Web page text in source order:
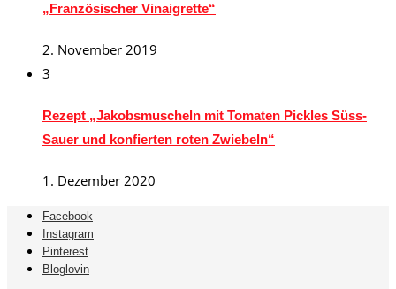
„Französischer Vinaigrette“
2. November 2019
3
Rezept „Jakobsmuscheln mit Tomaten Pickles Süss-
Sauer und konfierten roten Zwiebeln“
1. Dezember 2020
Facebook
Instagram
Pinterest
Bloglovin